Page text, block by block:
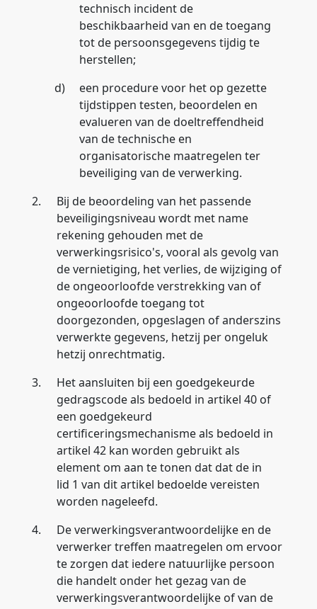
technisch incident de
beschikbaarheid van en de toegang
tot de persoonsgegevens tijdig te
herstellen;
d)
een procedure voor het op gezette
tijdstippen testen, beoordelen en
evalueren van de doeltreffendheid
van de technische en
organisatorische maatregelen ter
beveiliging van de verwerking.
2.
Bij de beoordeling van het passende
beveiligingsniveau wordt met name
rekening gehouden met de
verwerkingsrisico's, vooral als gevolg van
de vernietiging, het verlies, de wijziging of
de ongeoorloofde verstrekking van of
ongeoorloofde toegang tot
doorgezonden, opgeslagen of anderszins
verwerkte gegevens, hetzij per ongeluk
hetzij onrechtmatig.
3.
Het aansluiten bij een goedgekeurde
gedragscode als bedoeld in artikel 40 of
een goedgekeurd
certificeringsmechanisme als bedoeld in
artikel 42 kan worden gebruikt als
element om aan te tonen dat dat de in
lid 1 van dit artikel bedoelde vereisten
worden nageleefd.
4.
De verwerkingsverantwoordelijke en de
verwerker treffen maatregelen om ervoor
te zorgen dat iedere natuurlijke persoon
die handelt onder het gezag van de
verwerkingsverantwoordelijke of van de